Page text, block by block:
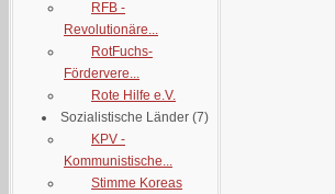
RFB -
Revolutionäre...
RotFuchs-
Fördervere...
Rote Hilfe e.V.
Sozialistische Länder (7)
KPV -
Kommunistische...
Stimme Koreas